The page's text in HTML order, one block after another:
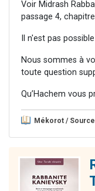
Voir Midrash
passage 4,
Il n'est pas
Nous sommes à
toute question
Qu’Hachem vous
Mékorot /